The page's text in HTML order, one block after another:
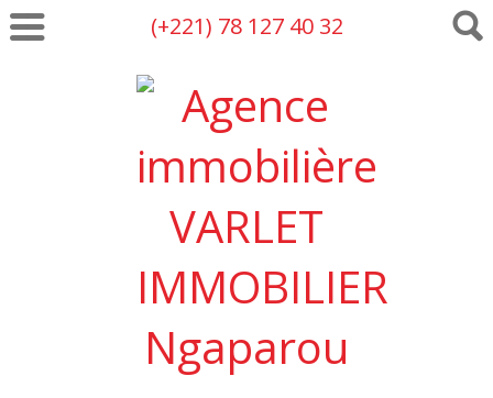
(+221) 78 127 40 32